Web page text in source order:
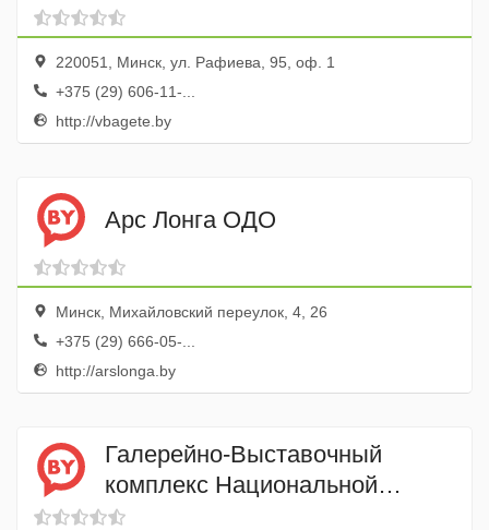
220051, Минск, ул. Рафиева, 95, оф. 1
+375 (29) 606-11-...
http://vbagete.by
Арс Лонга ОДО
Минск, Михайловский переулок, 4, 26
+375 (29) 666-05-...
http://arslonga.by
Галерейно-Выставочный
комплекс Национальной
Библиотеки Беларуси